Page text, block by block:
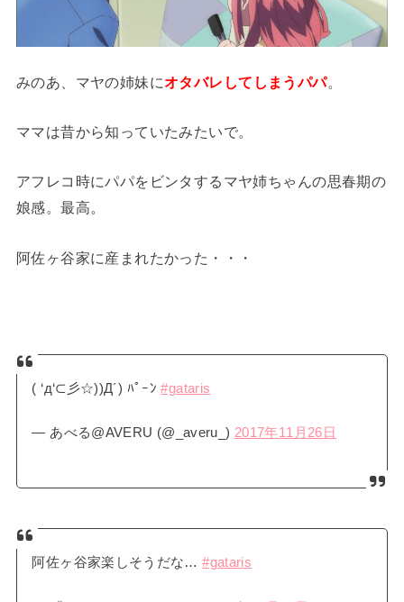
みのあ、マヤの姉妹にオタバレしてしまうパパ。
ママは昔から知っていたみたいで。
アフレコ時にパパをビンタするマヤ姉ちゃんの思春期の
娘感。最高。
阿佐ヶ谷家に産まれたかった・・・
( ‘д‘⊂彡☆))Д´) ﾊﾟｰﾝ#gataris
— あべる@AVERU (@_averu_) 2017年11月26日
阿佐ヶ谷家楽しそうだな…#gataris